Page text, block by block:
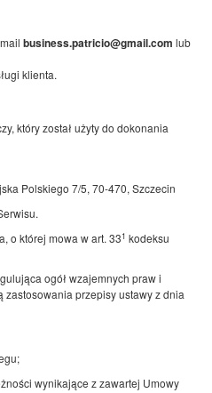
business.patricio@gmail.com lub
klienta.
który został użyty do dokonania
Polskiego 7/5, 70-470, Szczecin
o której mowa w art. 331 kodeksu
ogół wzajemnych praw i
przepisy ustawy z dnia
wynikające z zawartej Umowy
2 osoby / 1 noc